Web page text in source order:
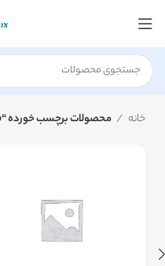
خانه محصولات برچسب خورده “lp80 pro”